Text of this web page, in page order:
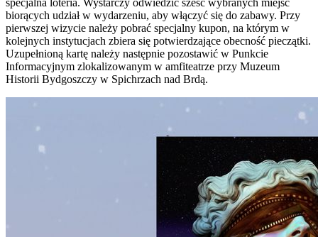
biorących udział w wydarzeniu, aby włączyć się do zabawy. Przy
pierwszej wizycie należy pobrać specjalny kupon, na którym w
kolejnych instytucjach zbiera się potwierdzające obecność pieczątki.
Uzupełnioną kartę należy następnie pozostawić w Punkcie
Informacyjnym zlokalizowanym w amfiteatrze przy Muzeum
Historii Bydgoszczy w Spichrzach nad Brdą.